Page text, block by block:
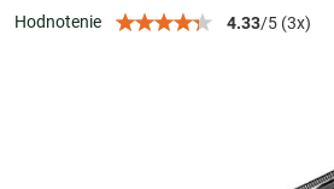
Hodnotenie 4.33/5 (3x)